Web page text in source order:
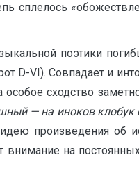
сплелось
поэтики
D-VI). Совпадает и
особое сходство
— на иноков
произведения об
на